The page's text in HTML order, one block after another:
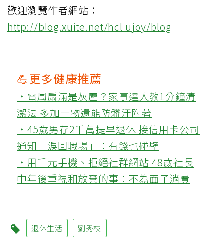
歡迎瀏覽作者網站：
http://blog.xuite.net/hcliujoy/blog
💪更多健康推薦
‧電風扇滿是灰塵？家事達人教1分鐘清
潔法 多加一物還能防髒汙附著
‧45歲男存2千萬提早退休 接信用卡公司
通知「淚回職場」：有錢也碰壁
‧用千元手機、拒絕社群網站 48歲社長
中年後重視和放棄的事：不為面子消費
退休生活 劉秀枝